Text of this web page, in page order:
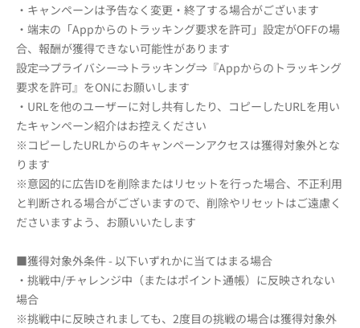
・キャンペーンは予告なく変更・終了する場合がございます
・端末の「Appからのトラッキング要求を許可」設定がOFFの場
合、報酬が獲得できない可能性があります
設定⇒プライバシー⇒トラッキング⇒『Appからのトラッキング
要求を許可』をONにお願いします
・URLを他のユーザーに対し共有したり、コピーしたURLを用い
たキャンペーン紹介はお控えください
※コピーしたURLからのキャンペーンアクセスは獲得対象外とな
ります
※意図的に広告IDを削除またはリセットを行った場合、不正利用
と判断される場合がございますので、削除やリセットはご遠慮く
ださいますよう、お願いいたします
■獲得対象外条件 - 以下いずれかに当てはまる場合
・挑戦中/チャレンジ中（またはポイント通帳）に反映されない
場合
※挑戦中に反映されましても、2度目の挑戦の場合は獲得対象外